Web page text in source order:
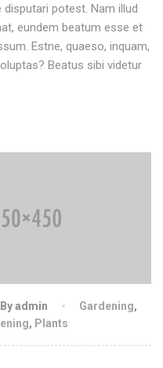
potest. Nam illud
eundem beatum esse et
Estne, quaeso, inquam,
Beatus sibi videtur
By admin Gardening,
, Plants